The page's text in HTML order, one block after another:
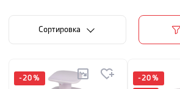
Cортировка
-20 % -20 %